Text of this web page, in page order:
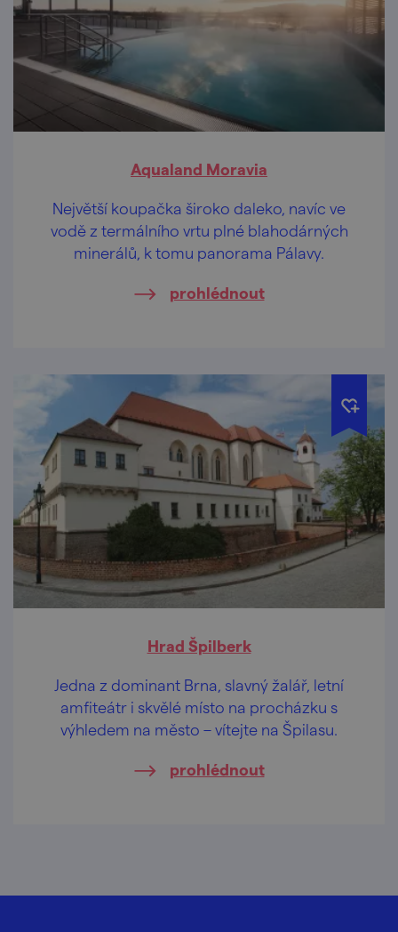
Aqualand Moravia
Největší koupačka široko daleko, navíc ve
vodě z termálního vrtu plné blahodárných
minerálů, k tomu panorama Pálavy.
prohlédnout
Hrad Špilberk
Jedna z dominant Brna, slavný žalář, letní
amfiteátr i skvělé místo na procházku s
výhledem na město – vítejte na Špilasu.
prohlédnout